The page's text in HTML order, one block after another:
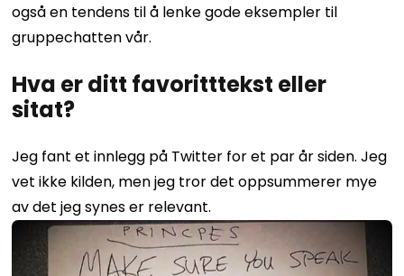
også en tendens til å lenke gode eksempler til
gruppechatten vår.
Hva er ditt favoritttekst eller
sitat?
Jeg fant et innlegg på Twitter for et par år siden. Jeg
vet ikke kilden, men jeg tror det oppsummerer mye
av det jeg synes er relevant.